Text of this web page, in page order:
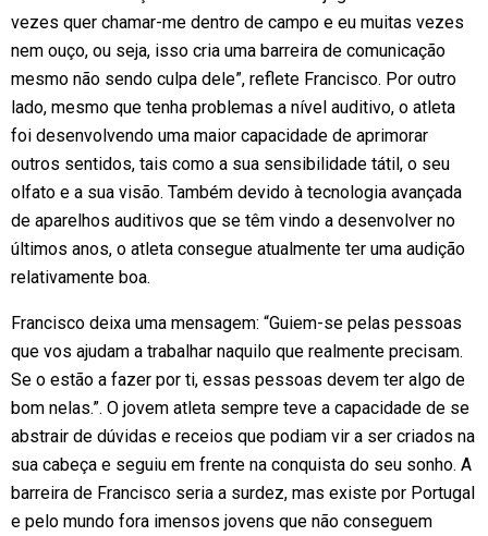
vezes quer chamar-me dentro de campo e eu muitas vezes
nem ouço, ou seja, isso cria uma barreira de comunicação
mesmo não sendo culpa dele”, reflete Francisco. Por outro
lado, mesmo que tenha problemas a nível auditivo, o atleta
foi desenvolvendo uma maior capacidade de aprimorar
outros sentidos, tais como a sua sensibilidade tátil, o seu
olfato e a sua visão. Também devido à tecnologia avançada
de aparelhos auditivos que se têm vindo a desenvolver no
últimos anos, o atleta consegue atualmente ter uma audição
relativamente boa.
Francisco deixa uma mensagem: “Guiem-se pelas pessoas
que vos ajudam a trabalhar naquilo que realmente precisam.
Se o estão a fazer por ti, essas pessoas devem ter algo de
bom nelas.”. O jovem atleta sempre teve a capacidade de se
abstrair de dúvidas e receios que podiam vir a ser criados na
sua cabeça e seguiu em frente na conquista do seu sonho. A
barreira de Francisco seria a surdez, mas existe por Portugal
e pelo mundo fora imensos jovens que não conseguem